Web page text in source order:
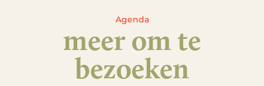
Agenda
meer om te
bezoeken